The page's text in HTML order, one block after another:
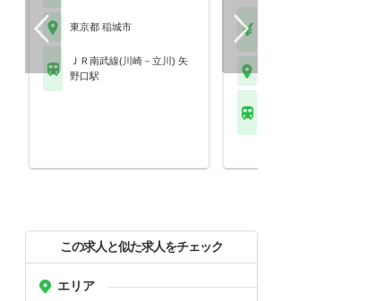
東京都 稲城市
ＪＲ南武線(川崎－立川) 矢
野口駅
この求人と似た求人をチェック
エリア